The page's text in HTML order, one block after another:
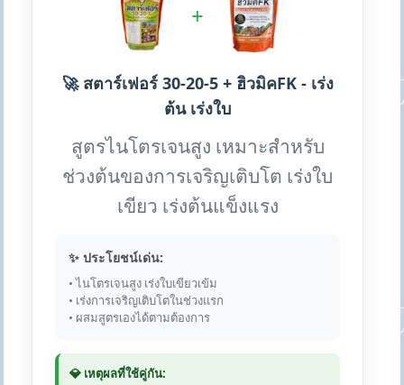
+
🚀 สตาร์เฟอร์ 30-20-5 + ฮิวมิคFK - เร่ง
ต้น เร่งใบ
สูตรไนโตรเจนสูง เหมาะสำหรับ
ช่วงต้นของการเจริญเติบโต เร่งใบ
เขียว เร่งต้นแข็งแรง
✨ ประโยชน์เด่น:
• ไนโตรเจนสูง เร่งใบเขียวเข้ม
• เร่งการเจริญเติบโตในช่วงแรก
• ผสมสูตรเองได้ตามต้องการ
💎 เหตุผลที่ใช้คู่กัน: